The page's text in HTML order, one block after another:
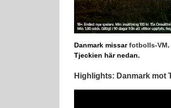
Danmark missarfotbolls-VM
Tjeckien här nedan.
Highlights: Danmark mot